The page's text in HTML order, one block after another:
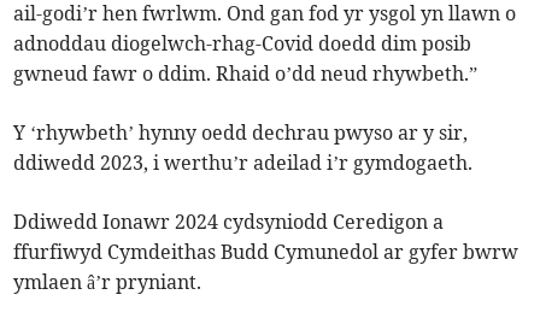
ail-godi’r hen fwrlwm. Ond gan fod yr ysgol yn llawn o
adnoddau diogelwch-rhag-Covid doedd dim posib
gwneud fawr o ddim. Rhaid o’dd neud rhywbeth.”
Y ‘rhywbeth’ hynny oedd dechrau pwyso ar y sir,
ddiwedd 2023, i werthu’r adeilad i’r gymdogaeth.
Ddiwedd Ionawr 2024 cydsyniodd Ceredigon a
ffurfiwyd Cymdeithas Budd Cymunedol ar gyfer bwrw
ymlaen â’r pryniant.